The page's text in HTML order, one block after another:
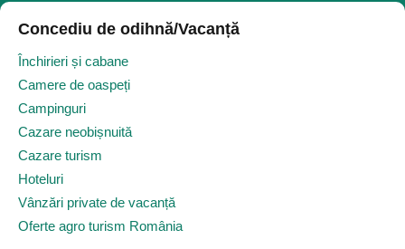
Concediu de odihnă/Vacanță
Închirieri și cabane
Camere de oaspeți
Campinguri
Cazare neobișnuită
Cazare turism
Hoteluri
Vânzări private de vacanță
Oferte agro turism România